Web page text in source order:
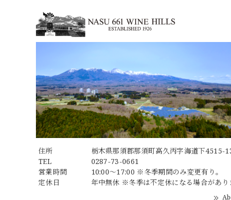
住所
栃木県那須郡那須町高久丙字海道下4515-
TEL
0287-73-0661
営業時間
10:00～17:00 ※冬季期間のみ変更有り。
定休日
年中無休 ※冬季は不定休になる場合があり